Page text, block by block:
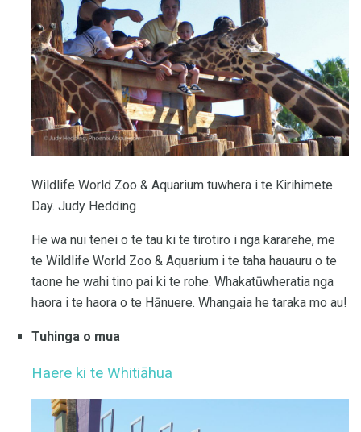
Wildlife World Zoo & Aquarium tuwhera i te Kirihimete
Day. Judy Hedding
He wa nui tenei o te tau ki te tirotiro i nga kararehe, me
te Wildlife World Zoo & Aquarium i te taha hauauru o te
taone he wahi tino pai ki te rohe. Whakatūwheratia nga
haora i te haora o te Hānuere. Whangaia he taraka mo au!
Tuhinga o mua
Haere ki te Whitiāhua